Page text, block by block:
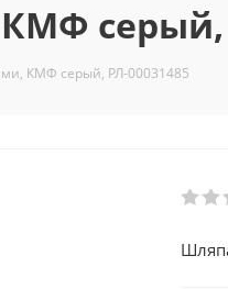
серый,
КМФ серый, РЛ-00031485